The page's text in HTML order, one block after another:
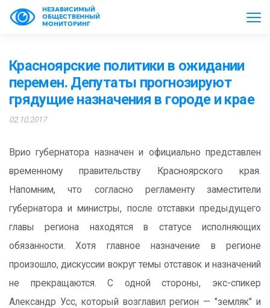
НЕЗАВИСИМЫЙ
ОБЩЕСТВЕННЫЙ
МОНИТОРИНГ
Красноярские политики в ожидании
перемен. Депутаты прогнозируют
грядущие назначения в городе и крае
02.10.2017
Врио губернатора назначен и официально представлен
временному правительству Красноярского края.
Напомним, что согласно регламенту заместители
губернатора и министры, после отставки предыдущего
главы региона находятся в статусе исполняющих
обязанности. Хотя главное назначение в регионе
произошло, дискуссии вокруг темы отставок и назначений
не прекращаются. С одной стороны, экс-спикер
Александр Усс, который возглавил регион — "земляк" и